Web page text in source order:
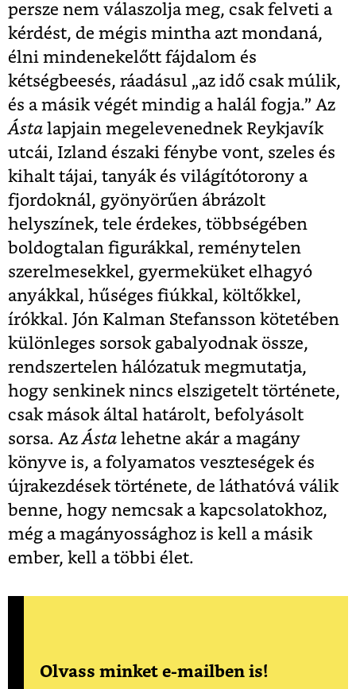
persze nem válaszolja meg, csak felveti a
kérdést, de mégis mintha azt mondaná,
élni mindenekelőtt fájdalom és
kétségbeesés, ráadásul „az idő csak múlik,
és a másik végét mindig a halál fogja.” Az
Ásta lapjain megelevenednek Reykjavík
utcái, Izland északi fénybe vont, szeles és
kihalt tájai, tanyák és világítótorony a
fjordoknál, gyönyörűen ábrázolt
helyszínek, tele érdekes, többségében
boldogtalan figurákkal, reménytelen
szerelmesekkel, gyermeküket elhagyó
anyákkal, hűséges fiúkkal, költőkkel,
írókkal. Jón Kalman Stefansson kötetében
különleges sorsok gabalyodnak össze,
rendszertelen hálózatuk megmutatja,
hogy senkinek nincs elszigetelt története,
csak mások által határolt, befolyásolt
sorsa. Az Ásta lehetne akár a magány
könyve is, a folyamatos veszteségek és
újrakezdések története, de láthatóvá válik
benne, hogy nemcsak a kapcsolatokhoz,
még a magányossághoz is kell a másik
ember, kell a többi élet.
Olvass minket e-mailben is!